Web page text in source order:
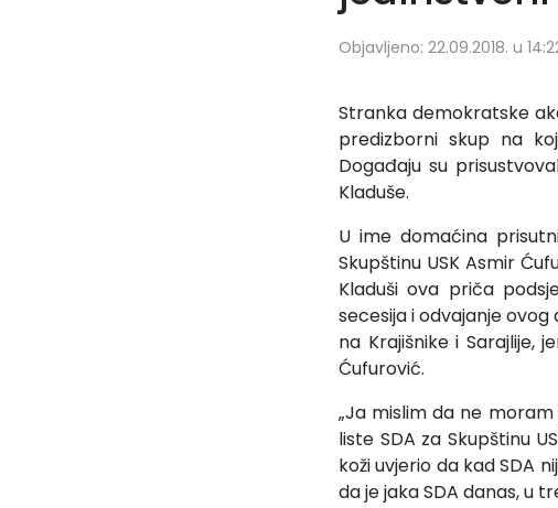
Objavljeno: 22.09.2018. u
Stranka demokratske
predizborni skup na
Događaju su
Kladuše.
U ime domaćina
Skupštinu USK Asmir
Kladuši ova priča
secesija i odvajanje
na Krajišnike i Sarajlije,
Ćufurović.
„Ja mislim da ne
liste SDA za Skupštinu
koži uvjerio da kad SDA
da je jaka SDA danas, u